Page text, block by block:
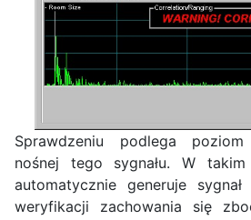
Sprawdzeniu podlega
nośnej tego sygnału. W takim
automatycznie generuje
weryfikacji zachowania się